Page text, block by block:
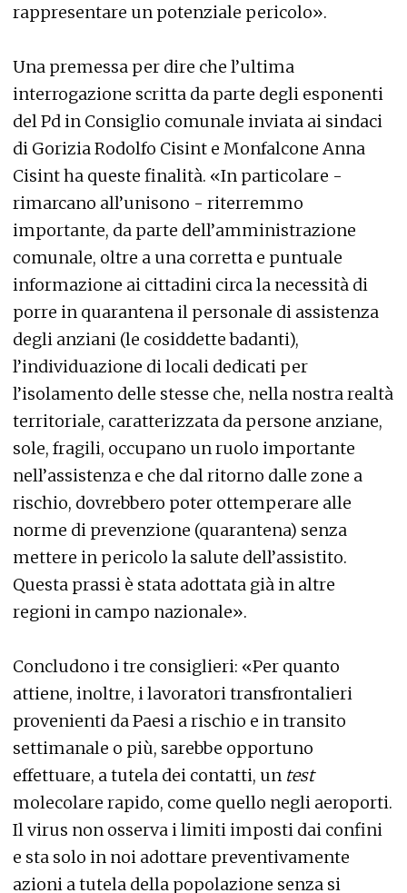
rappresentare un potenziale pericolo».
Una premessa per dire che l’ultima
interrogazione scritta da parte degli esponenti
del Pd in Consiglio comunale inviata ai sindaci
di Gorizia Rodolfo Cisint e Monfalcone Anna
Cisint ha queste finalità. «In particolare -
rimarcano all’unisono - riterremmo
importante, da parte dell’amministrazione
comunale, oltre a una corretta e puntuale
informazione ai cittadini circa la necessità di
porre in quarantena il personale di assistenza
degli anziani (le cosiddette badanti),
l’individuazione di locali dedicati per
l’isolamento delle stesse che, nella nostra realtà
territoriale, caratterizzata da persone anziane,
sole, fragili, occupano un ruolo importante
nell’assistenza e che dal ritorno dalle zone a
rischio, dovrebbero poter ottemperare alle
norme di prevenzione (quarantena) senza
mettere in pericolo la salute dell’assistito.
Questa prassi è stata adottata già in altre
regioni in campo nazionale».
Concludono i tre consiglieri: «Per quanto
attiene, inoltre, i lavoratori transfrontalieri
provenienti da Paesi a rischio e in transito
settimanale o più, sarebbe opportuno
effettuare, a tutela dei contatti, un test
molecolare rapido, come quello negli aeroporti.
Il virus non osserva i limiti imposti dai confini
e sta solo in noi adottare preventivamente
azioni a tutela della popolazione senza si